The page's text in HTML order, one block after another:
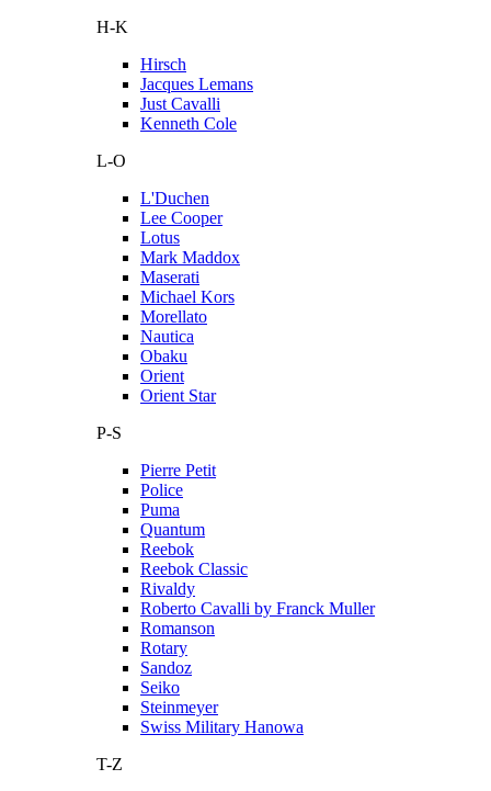
H-K
Hirsch
Jacques Lemans
Just Cavalli
Kenneth Cole
L-O
L'Duchen
Lee Cooper
Lotus
Mark Maddox
Maserati
Michael Kors
Morellato
Nautica
Obaku
Orient
Orient Star
P-S
Pierre Petit
Police
Puma
Quantum
Reebok
Reebok Classic
Rivaldy
Roberto Cavalli by Franck Muller
Romanson
Rotary
Sandoz
Seiko
Steinmeyer
Swiss Military Hanowa
T-Z